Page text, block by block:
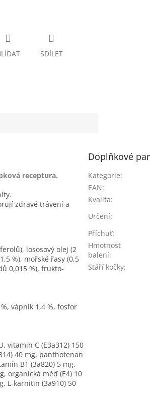
SDÍLET
receptura.
zdravé trávení a
lososový olej (2
%), mořské řasy (0,5
0,015 %), frukto-
vápník 1,4 %, fosfor
vitamin C (E3a312) 150
40 mg, panthotenan
B1 (3a820) 5 mg,
organická měď (E4) 10
L-karnitin (3a910) 50
Doplňkové
Kategorie:
EAN:
Kvalita:
Určení:
Příchuť:
Hmotnost
balení:
Stáří kočky: